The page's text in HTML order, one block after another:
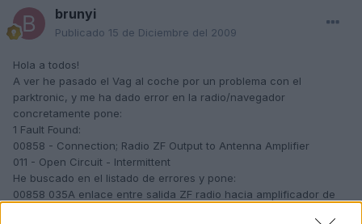
brunyi
Publicado 15 de Diciembre del 2009
Hola a todos!
A ver he pasado el Vag al coche por un problema con el
parktronic, y me ha dado error en la radio/navegador
concretamente pone:
1 Fault Found:
00858 - Connection; Radio ZF Output to Antenna Amplifier
011 - Open Circuit - Intermittent
He buscado en el listado de errores y pone:
00858 035A enlace entre salida ZF radio hacia amplificador de